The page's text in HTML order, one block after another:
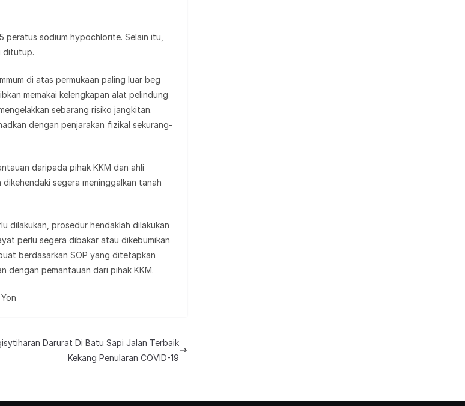
peratus sodium hypochlorite. Selain itu,
ditutup.
di atas permukaan paling luar beg
memakai kelengkapan alat pelindung
sebarang risiko jangkitan.
dengan penjarakan fizikal sekurang-
daripada pihak KKM dan ahli
segera meninggalkan tanah
dilakukan, prosedur hendaklah dilakukan
perlu segera dibakar atau dikebumikan
berdasarkan SOP yang ditetapkan
dengan pemantauan dari pihak KKM.
Darurat Di Batu Sapi Jalan Terbaik
Kekang Penularan COVID-19